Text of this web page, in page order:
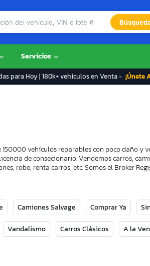
Servicios
para Hoy | 180k+ vehículos en Venta - ¡Únete
vehículos reparables con poco daño
de consecionario. Vendemos carros,
robo, renta carros, etc. Somos el Broker
Camiones Salvage Comprar Ya
Vandalismo Carros Clásicos A la